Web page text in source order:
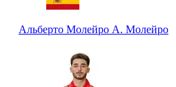
Альберто Молейро А. Молейро